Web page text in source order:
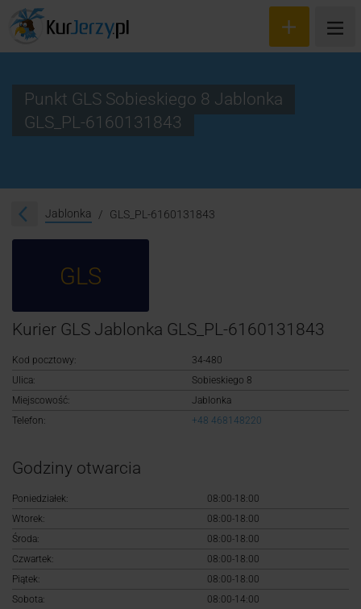
Śledzenie przesyłki
Logowanie
Punkt GLS Sobieskiego 8 Jablonka
GLS_PL-6160131843
Jablonka GLS_PL-6160131843
GLS
Kurier GLS Jablonka GLS_PL-6160131843
Kod pocztowy:
34-480
Ulica:
Sobieskiego 8
Miejscowość:
Jablonka
Telefon:
+48 468148220
Godziny otwarcia
Poniedziałek:
08:00-18:00
Wtorek:
08:00-18:00
Środa:
08:00-18:00
Czwartek:
08:00-18:00
Piątek:
08:00-18:00
Sobota:
08:00-14:00